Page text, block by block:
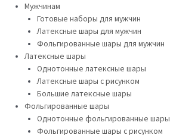
Мужчинам
Готовые наборы для мужчин
Латексные шары для мужчин
Фольгированные шары для мужчин
Латексные шары
Однотонные латексные шары
Латексные шары с рисунком
Большие латексные шары
Фольгированные шары
Однотонные фольгированные шары
Фольгированные шары с рисунком